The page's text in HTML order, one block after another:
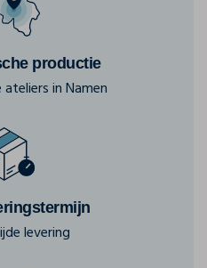
productie
in Namen
levering